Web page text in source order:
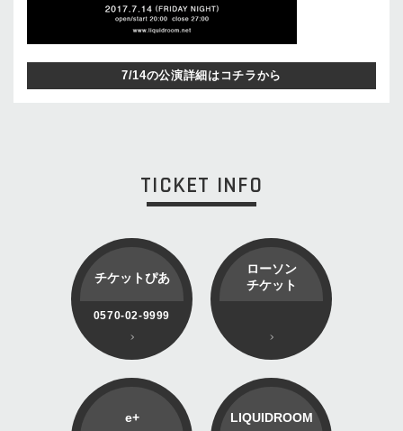
7/14の公演詳細はコチラから
TICKET INFO
チケットぴあ
0570-02-9999
ローソン
チケット
e+ LIQUIDROOM